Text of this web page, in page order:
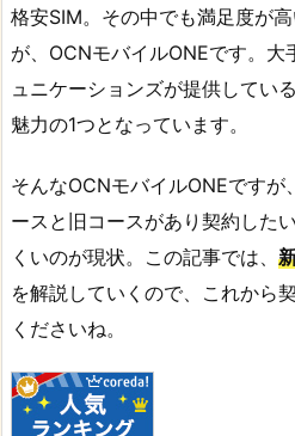
格安SIM。その中でも満足度が
が、OCNモバイルONEです。大
ュニケーションズが提供してい
魅力の1つとなっています。
そんなOCNモバイルONEですが
ースと旧コースがあり契約した
くいのが現状。この記事では、
を解説していくので、これから
くださいね。